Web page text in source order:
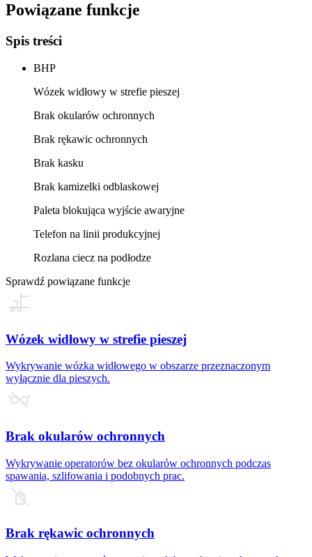
Powiązane funkcje
Spis treści
BHP
Wózek widłowy w strefie pieszej
Brak okularów ochronnych
Brak rękawic ochronnych
Brak kasku
Brak kamizelki odblaskowej
Paleta blokująca wyjście awaryjne
Telefon na linii produkcyjnej
Rozlana ciecz na podłodze
Sprawdź powiązane funkcje
Wózek widłowy w strefie pieszej
Wykrywanie wózka widłowego w obszarze przeznaczonym
wyłącznie dla pieszych.
Brak okularów ochronnych
Wykrywanie operatorów bez okularów ochronnych podczas
spawania, szlifowania i podobnych prac.
Brak rękawic ochronnych